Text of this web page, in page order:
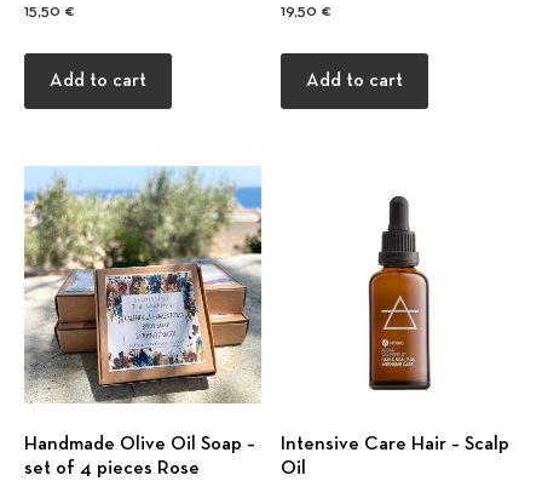
15,50 €
Add to cart
19,50 €
Add to cart
Handmade Olive Oil Soap –
set of 4 pieces Rose
Intensive Care Hair – Scalp
Oil